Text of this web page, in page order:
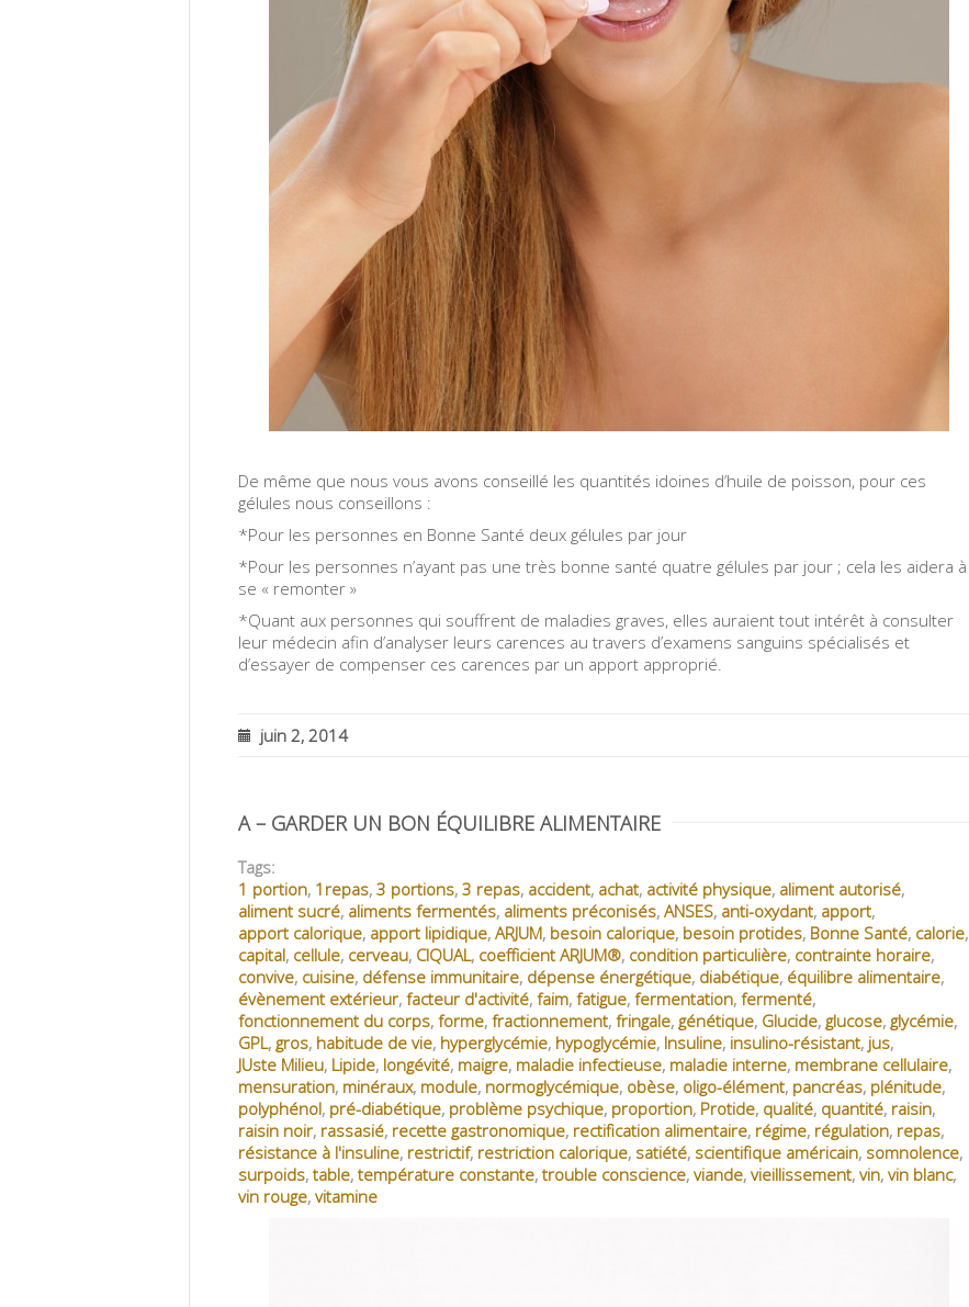
De même que nous vous avons conseillé les quantités idoines d’huile de poisson, pour ces
gélules nous conseillons :
*Pour les personnes en Bonne Santé deux gélules par jour
*Pour les personnes n’ayant pas une très bonne santé quatre gélules par jour ; cela les aidera à
se « remonter »
*Quant aux personnes qui souffrent de maladies graves, elles auraient tout intérêt à consulter
leur médecin afin d’analyser leurs carences au travers d’examens sanguins spécialisés et
d’essayer de compenser ces carences par un apport approprié.
juin 2, 2014
A – GARDER UN BON ÉQUILIBRE ALIMENTAIRE
Tags:
1 portion, 1repas, 3 portions, 3 repas, accident, achat, activité physique, aliment autorisé,
aliment sucré, aliments fermentés, aliments préconisés, ANSES, anti-oxydant, apport,
apport calorique, apport lipidique, ARJUM, besoin calorique, besoin protides, Bonne Santé, calorie,
capital, cellule, cerveau, CIQUAL, coefficient ARJUM®, condition particulière, contrainte horaire,
convive, cuisine, défense immunitaire, dépense énergétique, diabétique, équilibre alimentaire,
évènement extérieur, facteur d'activité, faim, fatigue, fermentation, fermenté,
fonctionnement du corps, forme, fractionnement, fringale, génétique, Glucide, glucose, glycémie,
GPL, gros, habitude de vie, hyperglycémie, hypoglycémie, Insuline, insulino-résistant, jus,
JUste Milieu, Lipide, longévité, maigre, maladie infectieuse, maladie interne, membrane cellulaire,
mensuration, minéraux, module, normoglycémique, obèse, oligo-élément, pancréas, plénitude,
polyphénol, pré-diabétique, problème psychique, proportion, Protide, qualité, quantité, raisin,
raisin noir, rassasié, recette gastronomique, rectification alimentaire, régime, régulation, repas,
résistance à l'insuline, restrictif, restriction calorique, satiété, scientifique américain, somnolence,
surpoids, table, température constante, trouble conscience, viande, vieillissement, vin, vin blanc,
vin rouge, vitamine